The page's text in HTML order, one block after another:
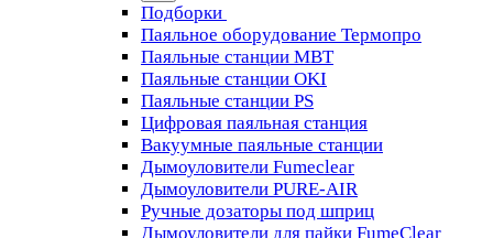
Подборки
Паяльное оборудование Термопро
Паяльные станции MBT
Паяльные станции OKI
Паяльные станции PS
Цифровая паяльная станция
Вакуумные паяльные станции
Дымоуловители Fumeclear
Дымоуловители PURE-AIR
Ручные дозаторы под шприц
Дымоуловители для пайки FumeClear